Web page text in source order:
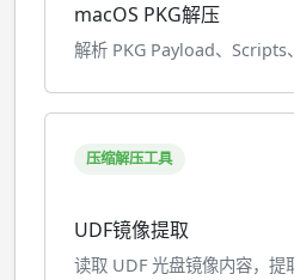
macOS PKG解压
解析 PKG Payload、Scripts
压缩解压工具
UDF镜像提取
读取 UDF 光盘镜像内容，提